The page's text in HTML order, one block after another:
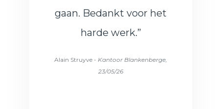
gaan. Bedankt voor het
harde werk.”
Alain Struyve - Kantoor Blankenberge,
23/05/26